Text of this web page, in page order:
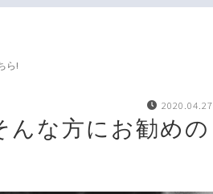
ら!
2020.04.27
な方にお勧めの